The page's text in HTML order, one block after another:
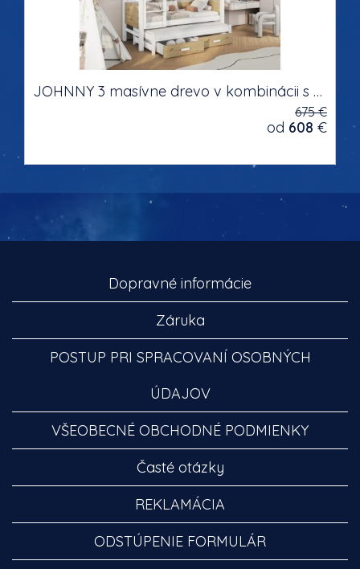
JOHNNY 3 masívne drevo v kombinácii s nábytkovou doskou trojlôžková poschodová posteľ s úložným priestorom na posteľnú bielizeň
675 €
od 608 €
Dopravné informácie
Záruka
POSTUP PRI SPRACOVANÍ OSOBNÝCH
ÚDAJOV
VŠEOBECNÉ OBCHODNÉ PODMIENKY
Časté otázky
REKLAMÁCIA
ODSTÚPENIE FORMULÁR